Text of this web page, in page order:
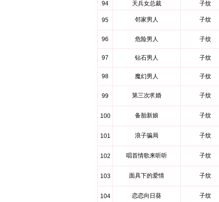
94 天兵女总裁 子纹
95 邻家男人 子纹
96 危险男人 子纹
97 钻石男人 子纹
98 魔幻男人 子纹
99 第三次求婚 子纹
100 备胎新娘 子纹
101 浪子骗局 子纹
102 唱首情歌来听听 子纹
103 面具下的爱情 子纹
104 恋恋向日葵 子纹